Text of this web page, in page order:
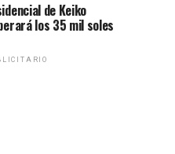
de Keiko
los 35 mil soles